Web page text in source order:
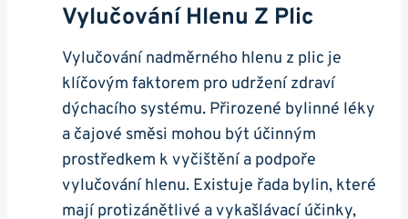
Vylučování​ Hlenu Z ⁣plic
Vylučování nadměrného hlenu z plic je
klíčovým faktorem pro udržení zdraví⁣
dýchacího‍ systému. Přirozené bylinné ​léky
a čajové směsi mohou být účinným
prostředkem k vyčištění a⁣ podpoře
‌vylučování hlenu. Existuje řada⁢ bylin, které
mají protizánětlivé a vykašlávací účinky,